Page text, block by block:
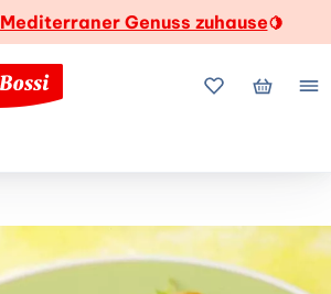
Mediterraner Genuss zuhause🍋
MeineMein